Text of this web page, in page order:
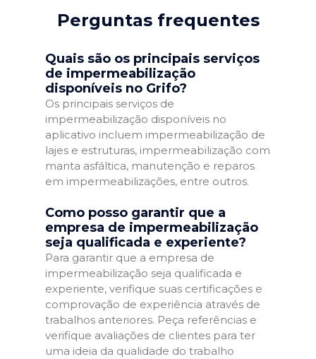
Perguntas frequentes
Quais são os principais serviços
de impermeabilização
disponíveis no Grifo?
Os principais serviços de
impermeabilização disponíveis no
aplicativo incluem impermeabilização de
lajes e estruturas, impermeabilização com
manta asfáltica, manutenção e reparos
em impermeabilizações, entre outros.
Como posso garantir que a
empresa de impermeabilização
seja qualificada e experiente?
Para garantir que a empresa de
impermeabilização seja qualificada e
experiente, verifique suas certificações e
comprovação de experiência através de
trabalhos anteriores. Peça referências e
verifique avaliações de clientes para ter
uma ideia da qualidade do trabalho